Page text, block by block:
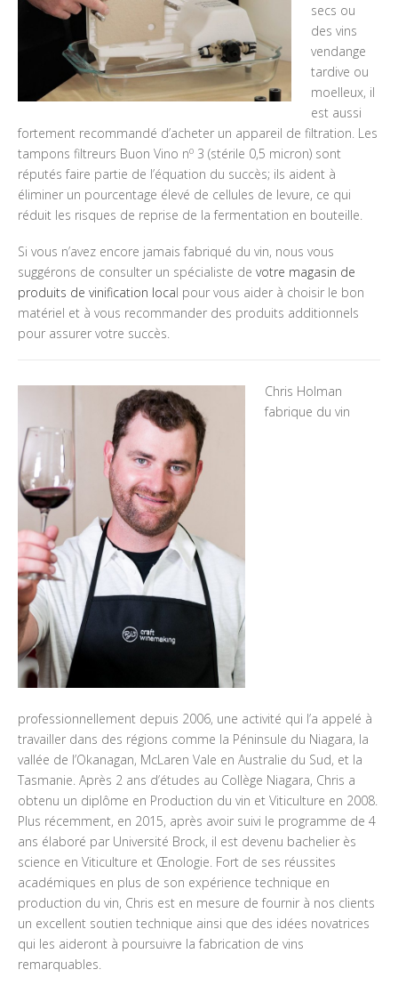
secs ou
des vins
vendange
tardive ou
moelleux, il
est aussi
fortement recommandé d’acheter un appareil de filtration. Les
tampons filtreurs Buon Vino no 3 (stérile 0,5 micron) sont
réputés faire partie de l’équation du succès; ils aident à
éliminer un pourcentage élevé de cellules de levure, ce qui
réduit les risques de reprise de la fermentation en bouteille.
Si vous n’avez encore jamais fabriqué du vin, nous vous
suggérons de consulter un spécialiste de votre magasin de
produits de vinification local pour vous aider à choisir le bon
matériel et à vous recommander des produits additionnels
pour assurer votre succès.
Chris Holman
fabrique du vin
professionnellement depuis 2006, une activité qui l’a appelé à
travailler dans des régions comme la Péninsule du Niagara, la
vallée de l’Okanagan, McLaren Vale en Australie du Sud, et la
Tasmanie. Après 2 ans d’études au Collège Niagara, Chris a
obtenu un diplôme en Production du vin et Viticulture en 2008.
Plus récemment, en 2015, après avoir suivi le programme de 4
ans élaboré par Université Brock, il est devenu bachelier ès
science en Viticulture et Œnologie. Fort de ses réussites
académiques en plus de son expérience technique en
production du vin, Chris est en mesure de fournir à nos clients
un excellent soutien technique ainsi que des idées novatrices
qui les aideront à poursuivre la fabrication de vins
remarquables.